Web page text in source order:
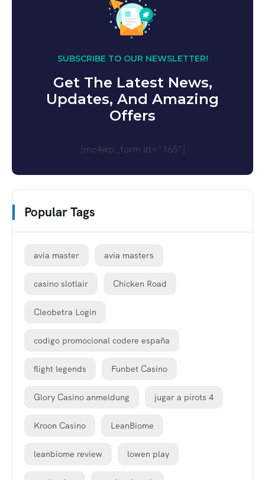
SUBSCRIBE TO OUR NEWSLETTER!
Get The Latest News,
Updates, And Amazing
Offers
[mc4wp_form id="165"]
Popular Tags
avia master avia masters
casino slotlair Chicken Road
Cleobetra Login
codigo promocional codere españa
flight legends Funbet Casino
Glory Casino anmeldung jugar a pirots 4
Kroon Casino LeanBiome
leanbiome review lowen play